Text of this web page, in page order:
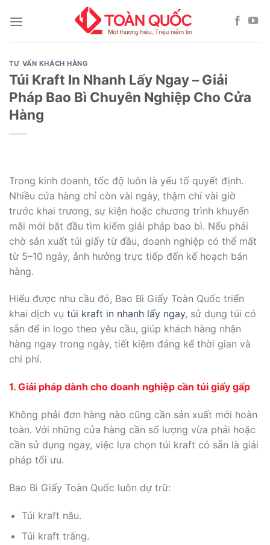
TƯ VẤN KHÁCH HÀNG
Túi Kraft In Nhanh Lấy Ngay – Giải
Pháp Bao Bì Chuyên Nghiệp Cho Cửa
Hàng
Trong kinh doanh, tốc độ luôn là yếu tố quyết định.
Nhiều cửa hàng chỉ còn vài ngày, thậm chí vài giờ
trước khai trương, sự kiện hoặc chương trình khuyến
mãi mới bắt đầu tìm kiếm giải pháp bao bì. Nếu phải
chờ sản xuất túi giấy từ đầu, doanh nghiệp có thể mất
từ 5–10 ngày, ảnh hưởng trực tiếp đến kế hoạch bán
hàng.
Hiểu được nhu cầu đó, Bao Bì Giấy Toàn Quốc triển
khai dịch vụ túi kraft in nhanh lấy ngay, sử dụng túi có
sẵn để in logo theo yêu cầu, giúp khách hàng nhận
hàng ngay trong ngày, tiết kiệm đáng kể thời gian và
chi phí.
1. Giải pháp dành cho doanh nghiệp cần túi giấy gấp
Không phải đơn hàng nào cũng cần sản xuất mới hoàn
toàn. Với những cửa hàng cần số lượng vừa phải hoặc
cần sử dụng ngay, việc lựa chọn túi kraft có sẵn là giải
pháp tối ưu.
Bao Bì Giấy Toàn Quốc luôn dự trữ:
Túi kraft nâu.
Túi kraft trắng.